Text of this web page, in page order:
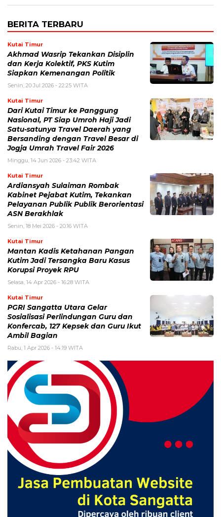
BERITA TERBARU
Kutai Timur
Akhmad Wasrip Tekankan Disiplin
dan Kerja Kolektif, PKS Kutim
Siapkan Kemenangan Politik
Senin, 20 Jul 2026 - 22:25 WITA
Kutai Timur
Dari Kutai Timur ke Panggung
Nasional, PT Siap Umroh Haji Jadi
Satu-satunya Travel Daerah yang
Bersanding dengan Travel Besar di
Jogja Umrah Travel Fair 2026
Minggu, 14 Jun 2026 - 23:42 WITA
Kutai Timur
Ardiansyah Sulaiman Rombak
Kabinet Pejabat Kutim, Tekankan
Pelayanan Publik Publik Berorientasi
ASN Berakhlak
Senin, 18 Mei 2026 - 20:16 WITA
Kutai Timur
Mantan Kadis Ketahanan Pangan
Kutim Jadi Tersangka Baru Kasus
Korupsi Proyek RPU
Selasa, 14 Apr 2026 - 16:28 WITA
Kutai Timur
PGRI Sangatta Utara Gelar
Sosialisasi Perlindungan Guru dan
Konfercab, 127 Kepsek dan Guru Ikut
Ambil Bagian
Rabu, 1 Apr 2026 - 14:19 WITA